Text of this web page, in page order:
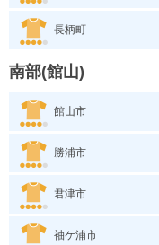
長柄町
南部(館山)
館山市
勝浦市
君津市
袖ケ浦市